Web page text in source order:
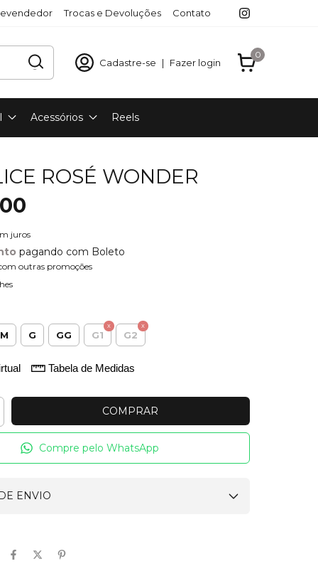
Trocas e Devoluções Contato
Cadastre-se | Fazer login
0
Acessórios Reels
ROSÉ WONDER
juros
pagando com Boleto
outras promoções
M G GG G1 G2
Tabela de Medidas
Compre pelo WhatsApp
ENVIO